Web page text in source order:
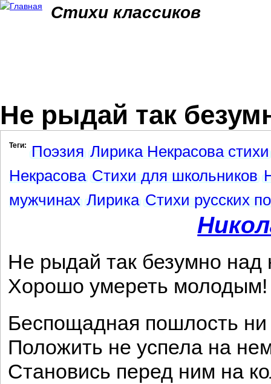
Стихи классиков
Не рыдай так
Теги: Поэзия Лирика Некрасова стихи
Некрасова Стихи для школьников
мужчинах Лирика Стихи русских
Не рыдай так безумно над
Хорошо умереть молодым!
Беспощадная пошлость ни
Положить не успела на
Становись перед ним на